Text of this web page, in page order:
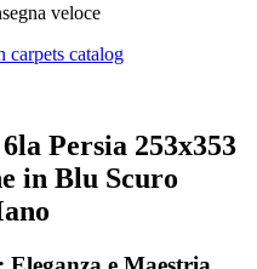
veloce
Persia 253x353
in Blu Scuro